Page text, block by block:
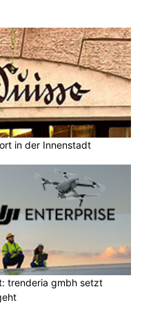
in der Innenstadt
trenderia gmbh setzt